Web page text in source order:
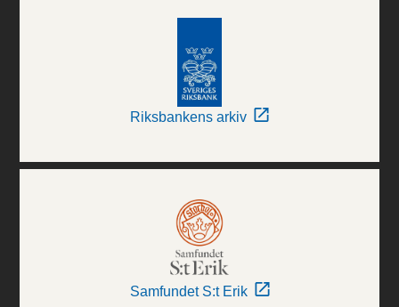
Riksbankens arkiv
Samfundet S:t Erik